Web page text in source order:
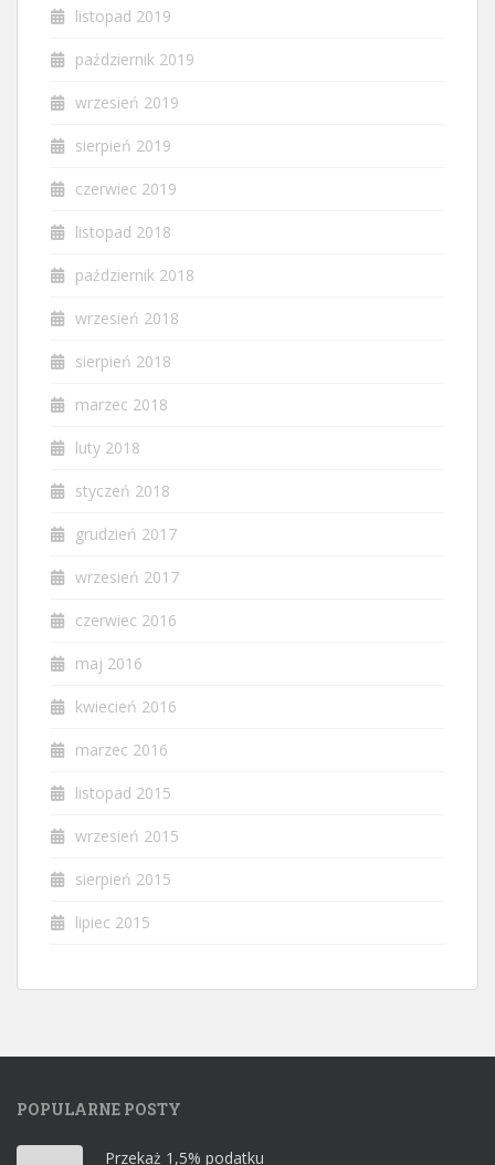
listopad 2019
październik 2019
wrzesień 2019
sierpień 2019
czerwiec 2019
listopad 2018
październik 2018
wrzesień 2018
sierpień 2018
marzec 2018
luty 2018
styczeń 2018
grudzień 2017
wrzesień 2017
czerwiec 2016
maj 2016
kwiecień 2016
marzec 2016
listopad 2015
wrzesień 2015
sierpień 2015
lipiec 2015
POPULARNE POSTY
Przekaż 1,5% podatku